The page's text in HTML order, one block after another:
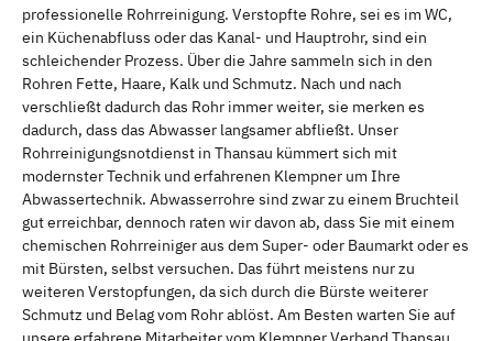
professionelle Rohrreinigung. Verstopfte Rohre, sei es im WC,
ein Küchenabfluss oder das Kanal- und Hauptrohr, sind ein
schleichender Prozess. Über die Jahre sammeln sich in den
Rohren Fette, Haare, Kalk und Schmutz. Nach und nach
verschließt dadurch das Rohr immer weiter, sie merken es
dadurch, dass das Abwasser langsamer abfließt. Unser
Rohrreinigungsnotdienst in Thansau kümmert sich mit
modernster Technik und erfahrenen Klempner um Ihre
Abwassertechnik. Abwasserrohre sind zwar zu einem Bruchteil
gut erreichbar, dennoch raten wir davon ab, dass Sie mit einem
chemischen Rohrreiniger aus dem Super- oder Baumarkt oder es
mit Bürsten, selbst versuchen. Das führt meistens nur zu
weiteren Verstopfungen, da sich durch die Bürste weiterer
Schmutz und Belag vom Rohr ablöst. Am Besten warten Sie auf